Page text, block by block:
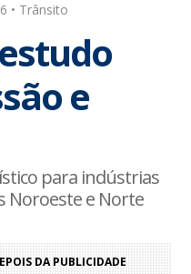
• Trânsito
e
para indústrias
Noroeste e Norte
DA PUBLICIDADE